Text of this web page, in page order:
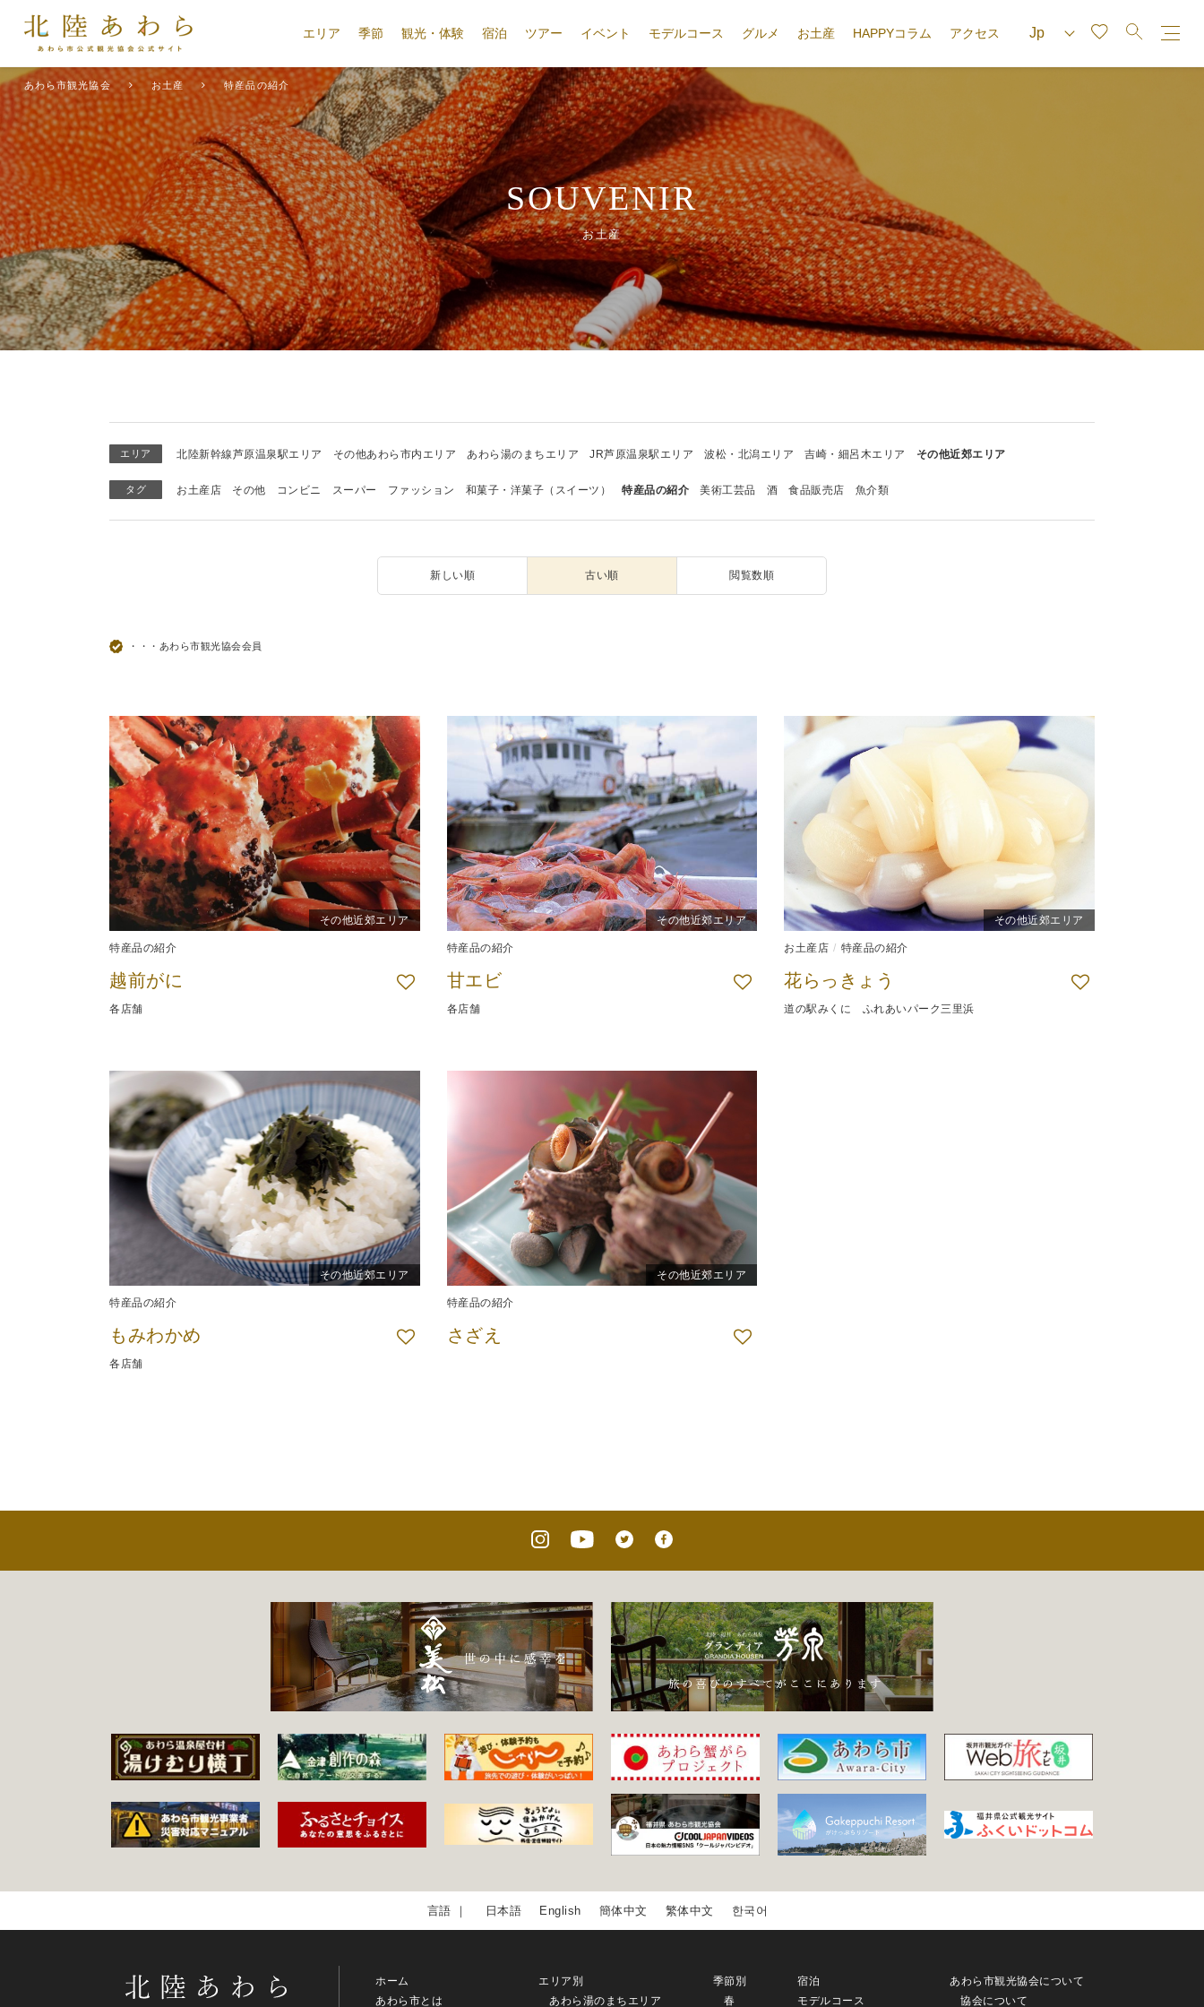
エリア 季節 観光・体験 宿泊 ツアー イベント モデルコース グルメ お土産 HAPPYコラム アクセス
あわら市観光協会 お土産 特産品の紹介
SOUVENIR
お土産
エリア 北陸新幹線芦原温泉駅エリア その他あわら市内エリア あわら湯のまちエリア JR芦原温泉駅エリア 波松・北潟エリア 吉崎・細呂木エリア その他近郊エリア
タグ お土産店 その他 コンビニ スーパー ファッション 和菓子・洋菓子（スイーツ） 特産品の紹介 美術工芸品 酒 食品販売店 魚介類
新しい順 古い順 閲覧数順
・・・あわら市観光協会会員
その他近郊エリア
特産品の紹介
越前がに
各店舗
その他近郊エリア
特産品の紹介
甘エビ
各店舗
その他近郊エリア
お土産店 特産品の紹介
花らっきょう
道の駅みくに ふれあいパーク三里浜
その他近郊エリア
特産品の紹介
もみわかめ
各店舗
その他近郊エリア
特産品の紹介
さざえ
日本語 English 簡体中文 繁体中文 한국어
ホーム
あわら市とは
エリア別
あわら湯のまちエリア
季節別
春
宿泊
モデルコース
あわら市観光協会について
協会について